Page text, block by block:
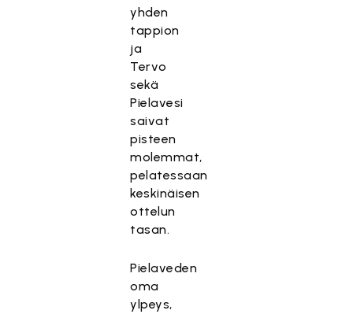
yhden
tappion
ja
Tervo
sekä
Pielavesi
saivat
pisteen
molemmat,
pelatessaan
keskinäisen
ottelun
tasan.
Pielaveden
oma
ylpeys,